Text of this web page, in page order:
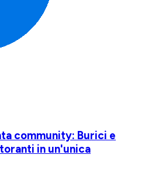
community: Burici e
in un'unica